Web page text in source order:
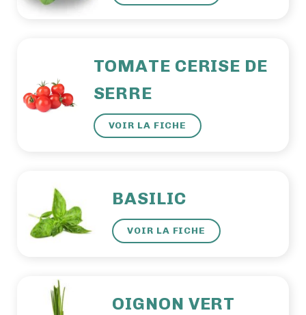
TOMATE CERISE DE
SERRE
VOIR LA FICHE
BASILIC
VOIR LA FICHE
OIGNON VERT